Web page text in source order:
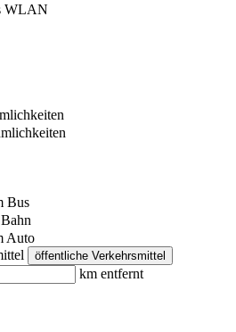
WLAN
Bus
Auto
öffentliche Verkehrsmittel
km entfernt